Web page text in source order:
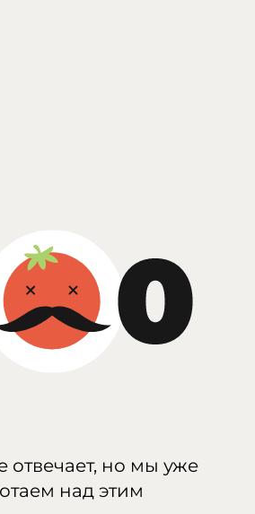
отвечает, но мы уже
над этим